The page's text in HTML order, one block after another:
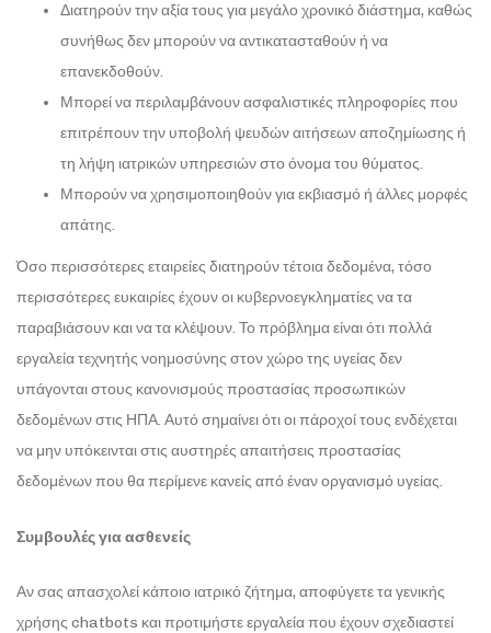
Διατηρούν την αξία τους για μεγάλο χρονικό διάστημα, καθώς
συνήθως δεν μπορούν να αντικατασταθούν ή να
επανεκδοθούν.
Μπορεί να περιλαμβάνουν ασφαλιστικές πληροφορίες που
επιτρέπουν την υποβολή ψευδών αιτήσεων αποζημίωσης ή
τη λήψη ιατρικών υπηρεσιών στο όνομα του θύματος.
Μπορούν να χρησιμοποιηθούν για εκβιασμό ή άλλες μορφές
απάτης.
Όσο περισσότερες εταιρείες διατηρούν τέτοια δεδομένα, τόσο
περισσότερες ευκαιρίες έχουν οι κυβερνοεγκληματίες να τα
παραβιάσουν και να τα κλέψουν. Το πρόβλημα είναι ότι πολλά
εργαλεία τεχνητής νοημοσύνης στον χώρο της υγείας δεν
υπάγονται στους κανονισμούς προστασίας προσωπικών
δεδομένων στις ΗΠΑ. Αυτό σημαίνει ότι οι πάροχοί τους ενδέχεται
να μην υπόκεινται στις αυστηρές απαιτήσεις προστασίας
δεδομένων που θα περίμενε κανείς από έναν οργανισμό υγείας.
Συμβουλές για ασθενείς
Αν σας απασχολεί κάποιο ιατρικό ζήτημα, αποφύγετε τα γενικής
χρήσης chatbots και προτιμήστε εργαλεία που έχουν σχεδιαστεί